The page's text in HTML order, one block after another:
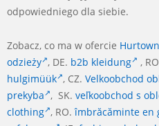
odpowiedniego dla siebie.
Zobacz, co ma w ofercie
odzieży , DE. b2b kleidung ,
hulgimüük , CZ. Velkoobchod
prekyba , SK. veľkoobchod s
clothing , RO.îmbrăcăminte en